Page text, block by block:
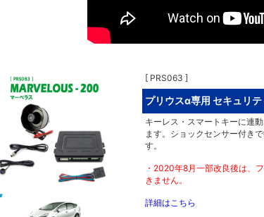
[ PRS063 ]
プリウスα専用 セキュリ
キーレス・スマートキーに連
ます。ショックセンサー付き
す。
・2020年8月一部改良後は、
きません。
詳細はこちら